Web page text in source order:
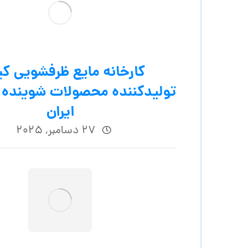
کارخانه مایع ظرفشویی
تولیدکننده محصولات
ایران
۲۷ دسامبر, ۲۰۲۵